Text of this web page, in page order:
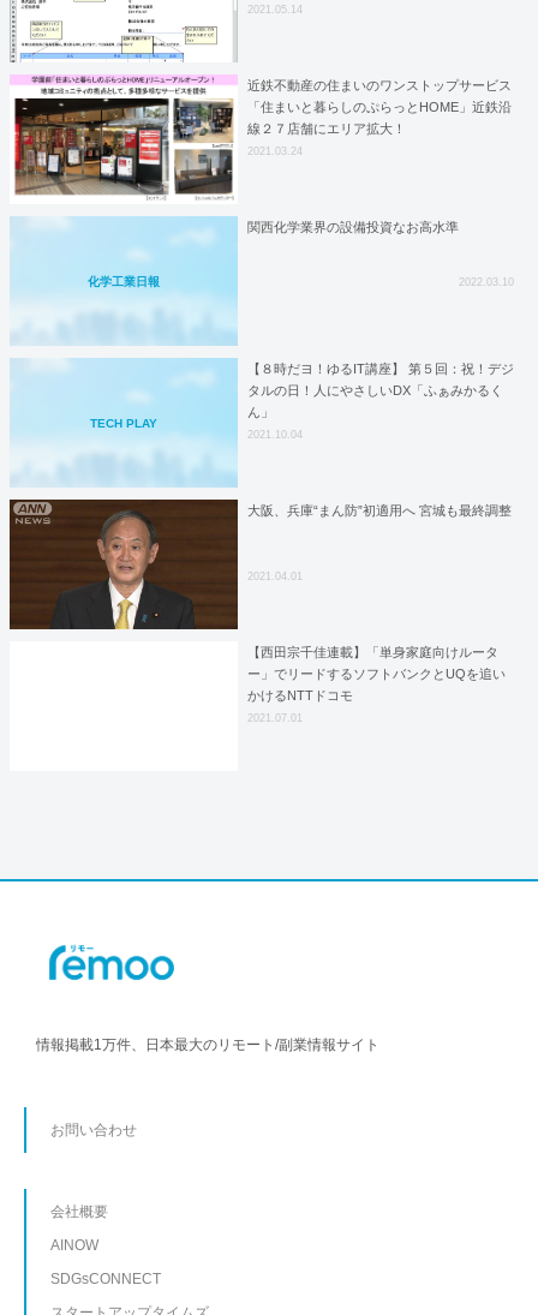
2021.05.14
近鉄不動産の住まいのワンストップサービス
「住まいと暮らしのぷらっとHOME」近鉄沿
線２７店舗にエリア拡大！
2021.03.24
化学工業日報
関西化学業界の設備投資なお高水準
2022.03.10
TECH PLAY
【８時だヨ！ゆるIT講座】 第５回：祝！デジ
タルの日！人にやさしいDX「ふぁみかるく
ん」
2021.10.04
大阪、兵庫“まん防”初適用へ 宮城も最終調整
2021.04.01
【西田宗千佳連載】「単身家庭向けルータ
ー」でリードするソフトバンクとUQを追い
かけるNTTドコモ
2021.07.01
情報掲載1万件、日本最大のリモート/副業情報サイト
お問い合わせ
会社概要
AINOW
SDGsCONNECT